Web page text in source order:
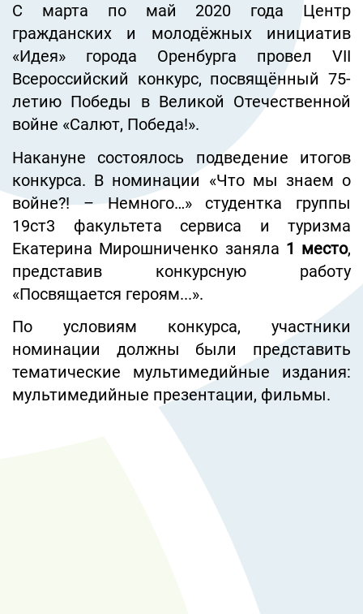
С марта по май 2020 года Центр
гражданских и молодёжных инициатив
«Идея» города Оренбурга провел VII
Всероссийский конкурс, посвящённый 75-
летию Победы в Великой Отечественной
войне «Салют, Победа!».
Накануне состоялось подведение итогов
конкурса. В номинации «Что мы знаем о
войне?! – Немного…» студентка группы
19ст3 факультета сервиса и туризма
Екатерина Мирошниченко заняла 1 место,
представив конкурсную работу
«Посвящается героям...».
По условиям конкурса, участники
номинации должны были представить
тематические мультимедийные издания:
мультимедийные презентации, фильмы.